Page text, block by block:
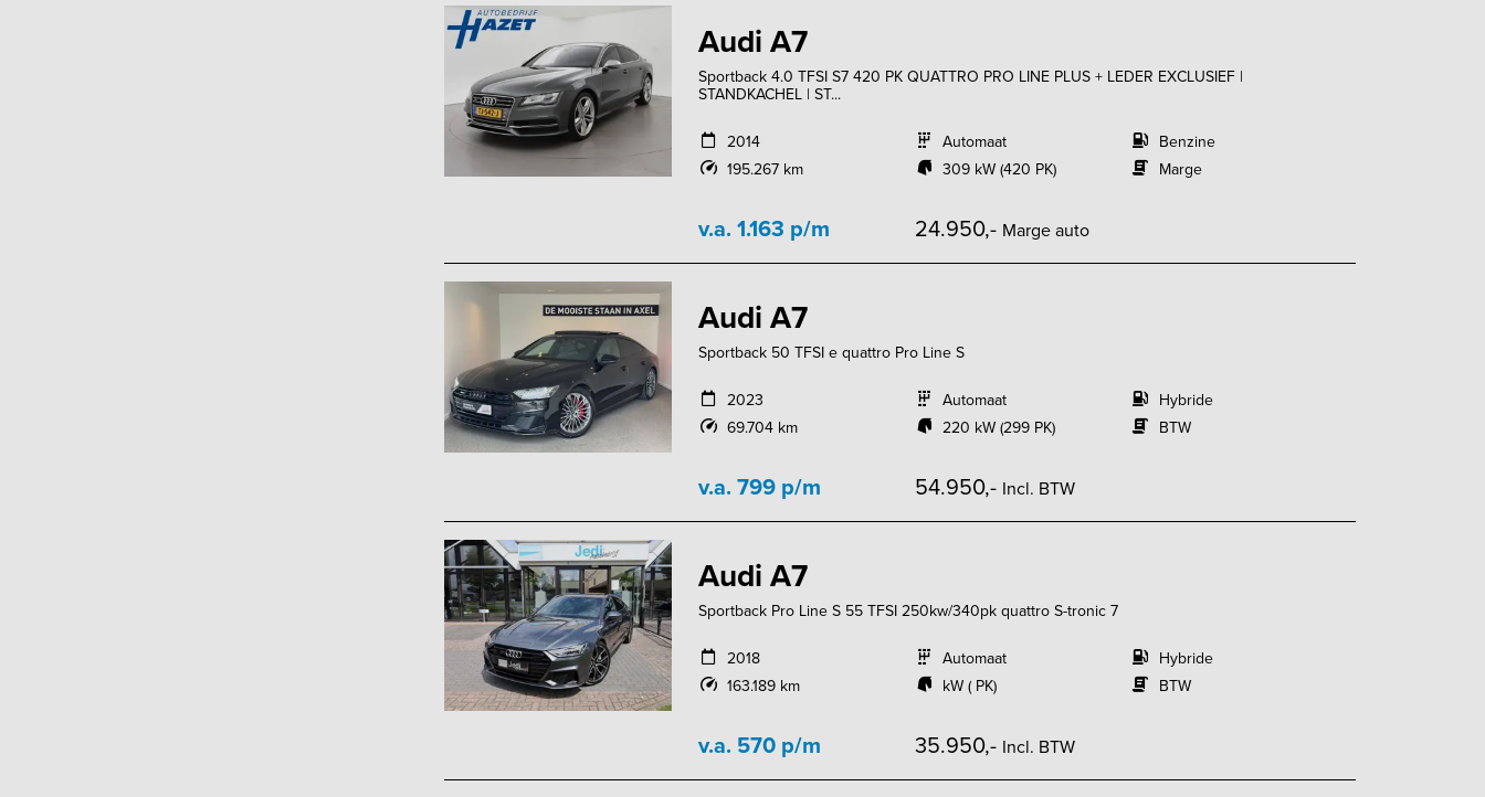
Audi A7
Sportback 4.0 TFSI S7 420 PK QUATTRO PRO LINE PLUS + LEDER EXCLUSIEF |
STANDKACHEL | ST...
2014
195.267 km
Automaat
309 kW (420 PK)
Benzine
Marge
v.a. 1.163 p/m 24.950,- Marge auto
Audi A7
Sportback 50 TFSI e quattro Pro Line S
2023
69.704 km
Automaat
220 kW (299 PK)
Hybride
BTW
v.a. 799 p/m 54.950,- Incl. BTW
Audi A7
Sportback Pro Line S 55 TFSI 250kw/340pk quattro S-tronic 7
2018
163.189 km
Automaat
kW ( PK)
Hybride
BTW
v.a. 570 p/m 35.950,- Incl. BTW